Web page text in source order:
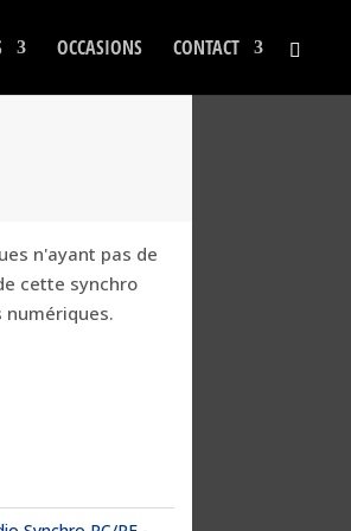
OCCASIONS CONTACT
n'ayant pas de
cette synchro